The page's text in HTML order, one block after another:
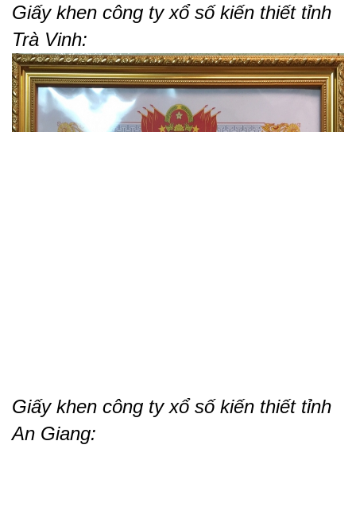
Giấy khen công ty xổ số kiến thiết tỉnh
Trà Vinh:
Giấy khen công ty xổ số kiến thiết tỉnh
An Giang: